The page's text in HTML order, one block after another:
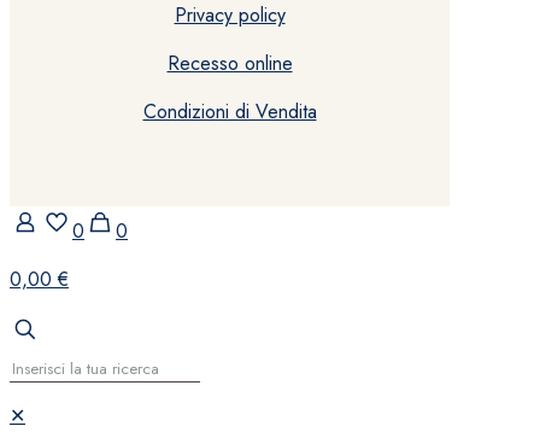
Privacy policy
Recesso online
Condizioni di Vendita
0
0
0,00 €
✕